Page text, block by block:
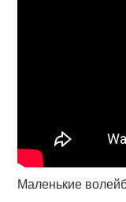
Маленькие